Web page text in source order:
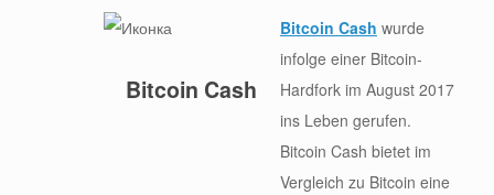
Bitcoin Cash
Bitcoin Cash wurde
infolge einer Bitcoin-
Hardfork im August 2017
ins Leben gerufen.
Bitcoin Cash bietet im
Vergleich zu Bitcoin eine